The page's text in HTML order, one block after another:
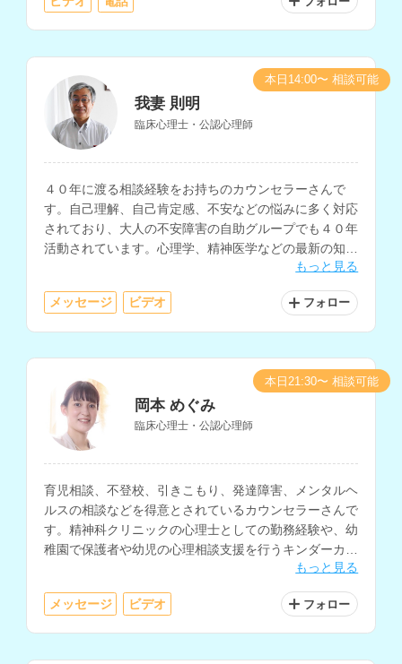
我妻 則明
臨床心理士・公認心理師
４０年に渡る相談経験をお持ちのカウンセラーさんで
す。自己理解、自己肯定感、不安などの悩みに多く対応
されており、大人の不安障害の自助グループでも４０年
活動されています。心理学、精神医学などの最新の知見
もっと見る
メッセージ ビデオ フォロー
本日14:00〜 相談可能
岡本 めぐみ
臨床心理士・公認心理師
育児相談、不登校、引きこもり、発達障害、メンタルヘ
ルスの相談などを得意とされているカウンセラーさんで
す。精神科クリニックの心理士としての勤務経験や、幼
稚園で保護者や幼児の心理相談支援を行うキンダーカウ
ンセラー、スクールカウンセラーなどの勤務経験もお持
ちです。
もっと見る
メッセージ ビデオ フォロー
本日21:30〜 相談可能